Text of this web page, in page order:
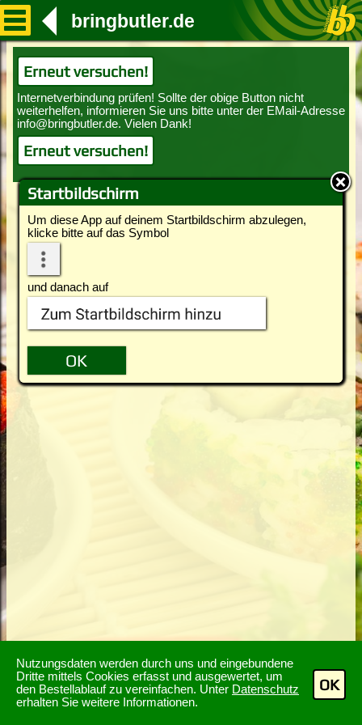
Nutzungsdaten werden durch uns und eingebundene
Dritte mittels Cookies erfasst und ausgewertet, um
den Bestellablauf zu vereinfachen. Unter Datenschutz
erhalten Sie weitere Informationen.
OK
Startbildschirm
Um diese App auf deinem Startbildschirm abzulegen,
klicke bitte auf das Symbol
und danach auf
bringbutler.de
Erneut versuchen!
Erneut versuchen!